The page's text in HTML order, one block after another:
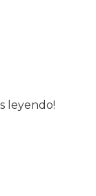
leyendo!